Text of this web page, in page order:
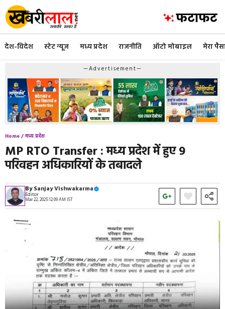
Skip
to
content
देश-विदेश स्टेट न्यूज मध्य प्रदेश राजनीति ऑटो मोबाइल मेरा
—Advertisement—
Home /मध्य प्रदेश
MP RTO Transfer : मध्य प्रदेश में हुए 9
परिवहन अधिकारियों के तबादले
BySanjay Vishwakarma
Editor
Mar 22, 2025 12:09 AM IST